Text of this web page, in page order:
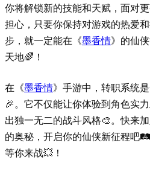
你将解锁新的技能和天赋，面对
担心，只要你保持对游戏的热爱
步，就一定能在《墨香情》的仙
天地🌈！
在《墨香情》手游中，转职系统
🎉。它不仅能让你体验到角色实
出独一无二的战斗风格🎨。快来
的奥秘，开启你的仙侠新征程吧
等你来战💥！